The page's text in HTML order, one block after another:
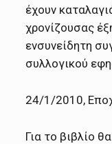
έχουν
χρονίζουσας
ενσυνείδητη
συλλογικού
24/1/201 0,
Για το βιβλίο